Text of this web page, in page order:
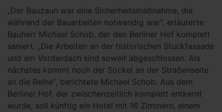
„Der Bauzaun war eine Sicherheitsmaßnahme, die
während der Bauarbeiten notwendig war“, erläuterte
Bauherr Michael Schob, der den Berliner Hof komplett
saniert. „Die Arbeiten an der historischen Stuckfassade
und am Vorderdach sind soweit abgeschlossen. Als
nächstes kommt noch der Sockel an der Straßenseite
an die Reihe“, berichtete Michael Schob. Aus dem
Berliner Hof, der zwischenzeitlich komplett entkernt
wurde, soll künftig ein Hotel mit 16 Zimmern, einem